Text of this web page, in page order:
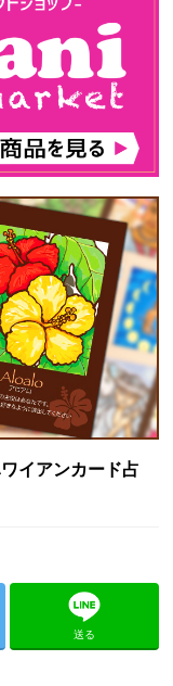
イアンカード占
送る